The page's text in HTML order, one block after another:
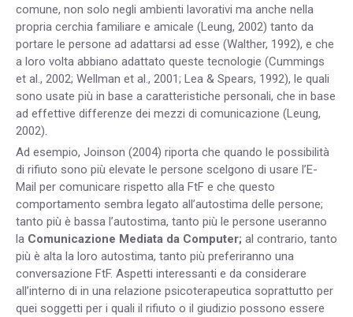
comune, non solo negli ambienti lavorativi ma anche nella
propria cerchia familiare e amicale (Leung, 2002) tanto da
portare le persone ad adattarsi ad esse (Walther, 1992), e che
a loro volta abbiano adattato queste tecnologie (Cummings
et al., 2002; Wellman et al., 2001; Lea & Spears, 1992), le quali
sono usate più in base a caratteristiche personali, che in base
ad effettive differenze dei mezzi di comunicazione (Leung,
2002).
Ad esempio, Joinson (2004) riporta che quando le possibilità
di rifiuto sono più elevate le persone scelgono di usare l’E-
Mail per comunicare rispetto alla FtF e che questo
comportamento sembra legato all’autostima delle persone;
tanto più è bassa l’autostima, tanto più le persone useranno
la Comunicazione Mediata da Computer; al contrario, tanto
più è alta la loro autostima, tanto più preferiranno una
conversazione FtF. Aspetti interessanti e da considerare
all’interno di in una relazione psicoterapeutica soprattutto per
quei soggetti per i quali il rifiuto o il giudizio possono essere